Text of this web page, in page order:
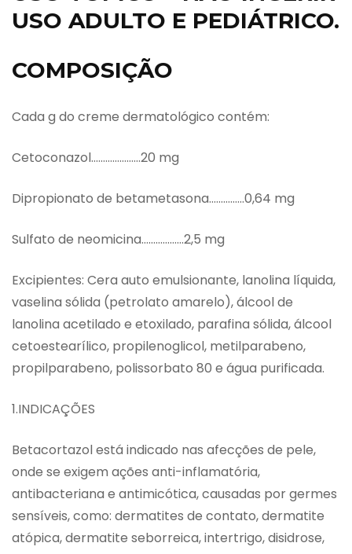
USO ADULTO E PEDIÁTRICO.
COMPOSIÇÃO
Cada g do creme dermatológico contém:
Cetoconazol…………………20 mg
Dipropionato de betametasona……………0,64 mg
Sulfato de neomicina………………2,5 mg
Excipientes: Cera auto emulsionante, lanolina líquida,
vaselina sólida (petrolato amarelo), álcool de
lanolina acetilado e etoxilado, parafina sólida, álcool
cetoestearílico, propilenoglicol, metilparabeno,
propilparabeno, polissorbato 80 e água purificada.
1.INDICAÇÕES
Betacortazol está indicado nas afecções de pele,
onde se exigem ações anti-inflamatória,
antibacteriana e antimicótica, causadas por germes
sensíveis, como: dermatites de contato, dermatite
atópica, dermatite seborreica, intertrigo, disidrose,